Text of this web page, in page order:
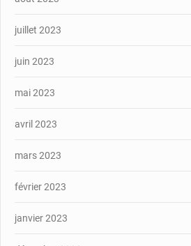
juillet 2023
juin 2023
mai 2023
avril 2023
mars 2023
février 2023
janvier 2023